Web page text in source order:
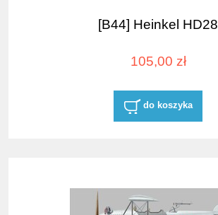
[B44] Heinkel HD28
105,00 zł
do koszyka